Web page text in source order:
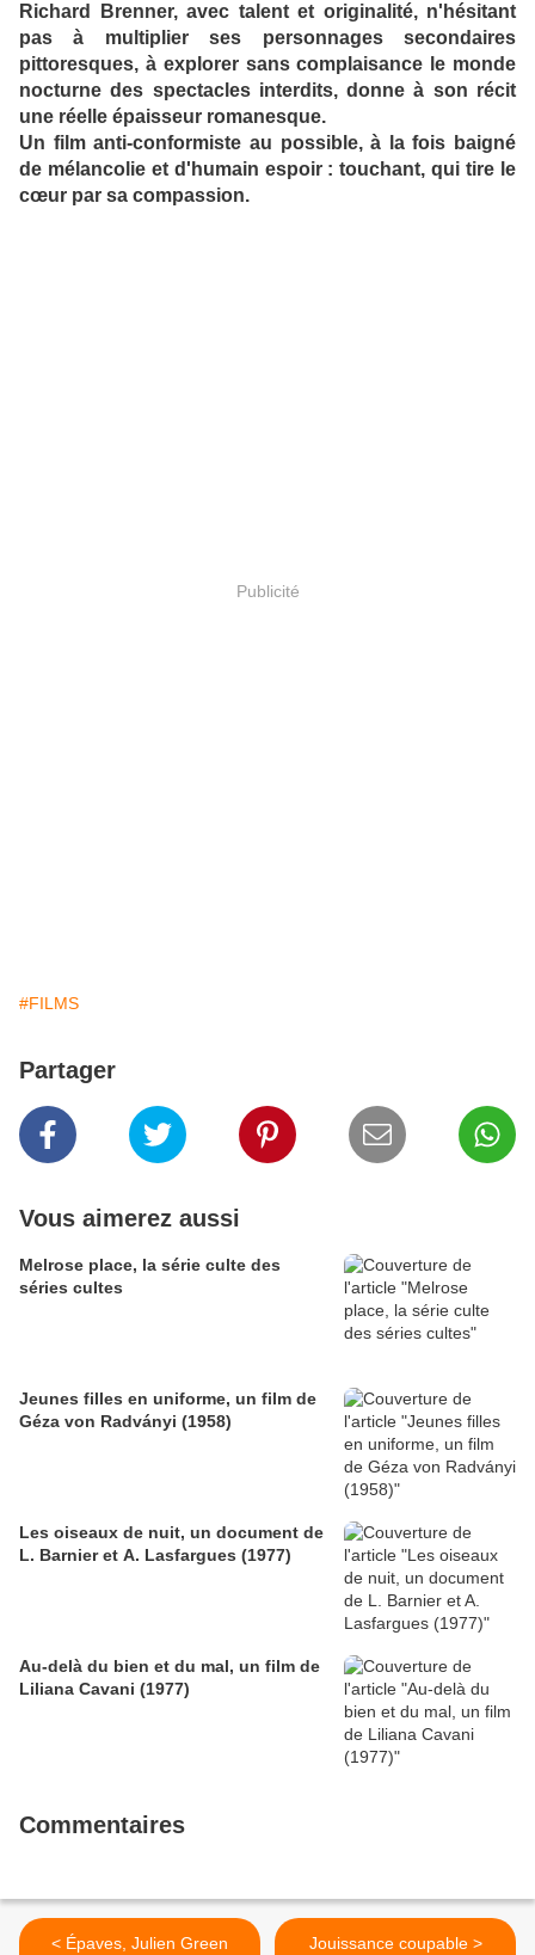
Richard Brenner, avec talent et originalité, n'hésitant
pas à multiplier ses personnages secondaires
pittoresques, à explorer sans complaisance le monde
nocturne des spectacles interdits, donne à son récit
une réelle épaisseur romanesque.
Un film anti-conformiste au possible, à la fois baigné
de mélancolie et d'humain espoir : touchant, qui tire le
cœur par sa compassion.
Publicité
#FILMS
Partager
Vous aimerez aussi
Melrose place, la série culte des
séries cultes
Jeunes filles en uniforme, un film de
Géza von Radványi (1958)
Les oiseaux de nuit, un document de
L. Barnier et A. Lasfargues (1977)
Au-delà du bien et du mal, un film de
Liliana Cavani (1977)
Commentaires
< Épaves, Julien Green Jouissance coupable >